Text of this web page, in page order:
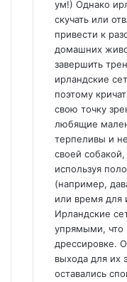
ум!) Однако
скучать или
привести к
домашних
завершить
ирландские
поэтому
свою точку
любящие
терпеливы и
своей
используя
(например,
или время для
Ирландские
упрямыми,
дрессировке.
выхода для их
оставались